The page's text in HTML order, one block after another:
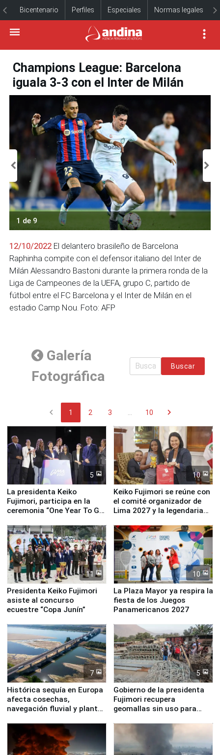
Bicentenario Perfiles Especiales Normas legales
Champions League: Barcelona
iguala 3-3 con el Inter de Milán
1 de 9
12/10/2022 El delantero brasileño de Barcelona
Raphinha compite con el defensor italiano del Inter de
Milán Alessandro Bastoni durante la primera ronda de la
Liga de Campeones de la UEFA, grupo C, partido de
fútbol entre el FC Barcelona y el Inter de Milán en el
estadio Camp Nou. Foto: AFP
Galería
Fotográfica
Buscar
chevron_left 1 2 3 10 chevron_right
5
La presidenta Keiko
Fujimori, participa en la
ceremonia “One Year To Go
10
Keiko Fujimori se reúne con
el comité organizador de
Lima 2027 y la legendaria
11
Presidenta Keiko Fujimori
asiste al concurso
ecuestre “Copa Junín”
10
La Plaza Mayor ya respira la
fiesta de los Juegos
Panamericanos 2027
7
Histórica sequía en Europa
afecta cosechas,
navegación fluvial y plantas
5
Gobierno de la presidenta
Fujimori recupera
geomallas sin uso para
Fenómeno El Niño